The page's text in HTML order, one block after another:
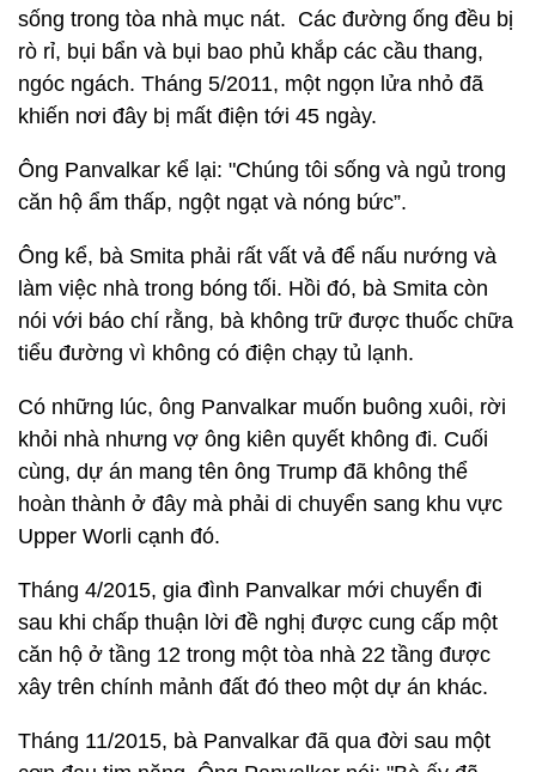
sống trong tòa nhà mục nát. Các đường ống đều bị
rò rỉ, bụi bẩn và bụi bao phủ khắp các cầu thang,
ngóc ngách. Tháng 5/2011, một ngọn lửa nhỏ đã
khiến nơi đây bị mất điện tới 45 ngày.
Ông Panvalkar kể lại: "Chúng tôi sống và ngủ trong
căn hộ ẩm thấp, ngột ngạt và nóng bức”.
Ông kể, bà Smita phải rất vất vả để nấu nướng và
làm việc nhà trong bóng tối. Hồi đó, bà Smita còn
nói với báo chí rằng, bà không trữ được thuốc chữa
tiểu đường vì không có điện chạy tủ lạnh.
Có những lúc, ông Panvalkar muốn buông xuôi, rời
khỏi nhà nhưng vợ ông kiên quyết không đi. Cuối
cùng, dự án mang tên ông Trump đã không thể
hoàn thành ở đây mà phải di chuyển sang khu vực
Upper Worli cạnh đó.
Tháng 4/2015, gia đình Panvalkar mới chuyển đi
sau khi chấp thuận lời đề nghị được cung cấp một
căn hộ ở tầng 12 trong một tòa nhà 22 tầng được
xây trên chính mảnh đất đó theo một dự án khác.
Tháng 11/2015, bà Panvalkar đã qua đời sau một